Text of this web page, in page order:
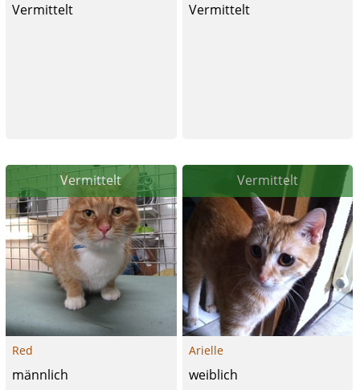
Vermittelt
Vermittelt
Vermittelt
Red
männlich
Vermittelt
Arielle
weiblich